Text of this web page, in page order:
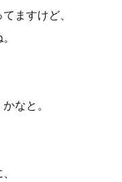
ますけど、
なと。